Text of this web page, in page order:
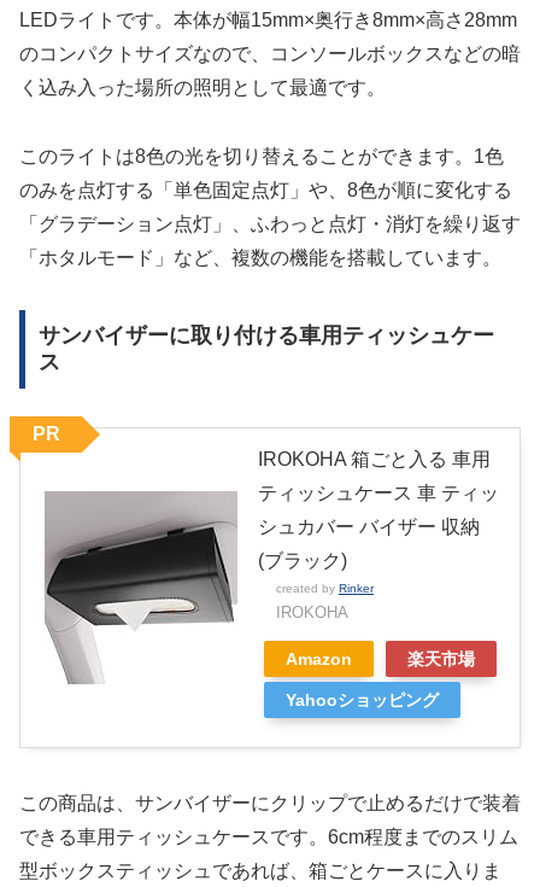
LEDライトです。本体が幅15mm×奥行き8mm×高さ28mm
のコンパクトサイズなので、コンソールボックスなどの暗
く込み入った場所の照明として最適です。
このライトは8色の光を切り替えることができます。1色
のみを点灯する「単色固定点灯」や、8色が順に変化する
「グラデーション点灯」、ふわっと点灯・消灯を繰り返す
「ホタルモード」など、複数の機能を搭載しています。
サンバイザーに取り付ける車用ティッシュケー
ス
IROKOHA 箱ごと入る 車用
ティッシュケース 車 ティッ
シュカバー バイザー 収納
(ブラック)
created by Rinker
IROKOHA
Amazon 楽天市場
Yahooショッピング
PR
この商品は、サンバイザーにクリップで止めるだけで装着
できる車用ティッシュケースです。6cm程度までのスリム
型ボックスティッシュであれば、箱ごとケースに入りま